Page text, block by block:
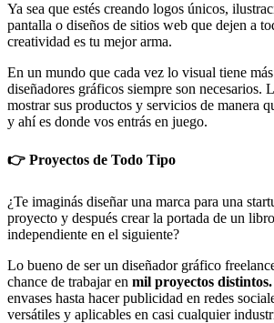
Ya sea que estés creando logos únicos,
pantalla o diseños de sitios web que dejen a
creatividad es tu mejor arma.
En un mundo que cada vez lo visual tiene
diseñadores gráficos siempre son necesarios.
mostrar sus productos y servicios de manera
y ahí es donde vos entrás en juego.
👉 Proyectos de Todo Tipo
¿Te imaginás diseñar una marca para una
proyecto y después crear la portada de un
independiente en el siguiente?
Lo bueno de ser un diseñador gráfico
chance de trabajar en mil proyectos distintos.
envases hasta hacer publicidad en redes
versátiles y aplicables en casi cualquier